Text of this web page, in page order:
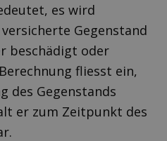
es wird
Gegenstand
beschädigt oder
fliesst ein,
des Gegenstands
er zum Zeitpunkt des